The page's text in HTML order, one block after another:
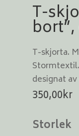
T-
T-skjorta.
designat av
350,00kr
Storlek